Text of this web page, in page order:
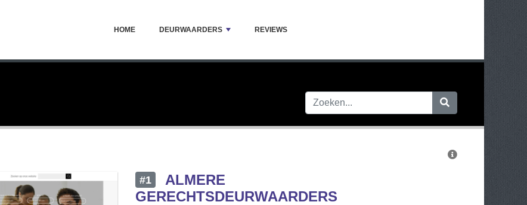
HOME DEURWAARDERS REVIEWS
#1
ALMERE
GERECHTSDEURWAARDERS